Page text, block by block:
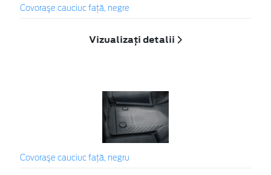
Covoraşe cauciuc faţă, negre
Vizualizați detalii
Covoraşe cauciuc față, negru